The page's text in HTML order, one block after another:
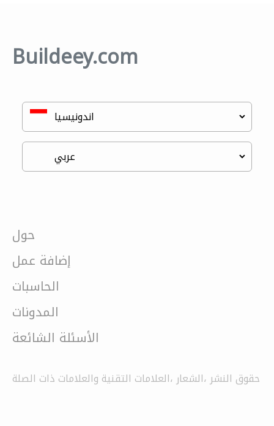
Buildeey.com
حول
إضافة عمل
الحاسبات
المدونات
الأسئلة الشائعة
حقوق النشر ،الشعار ،العلامات التقنية والعلامات ذات الصلة